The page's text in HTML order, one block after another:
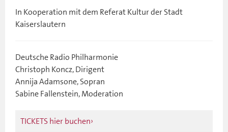
In Kooperation mit dem Referat Kultur der Stadt
Kaiserslautern
Deutsche Radio Philharmonie
Christoph Koncz, Dirigent
Annija Adamsone, Sopran
Sabine Fallenstein, Moderation
TICKETS hier buchen